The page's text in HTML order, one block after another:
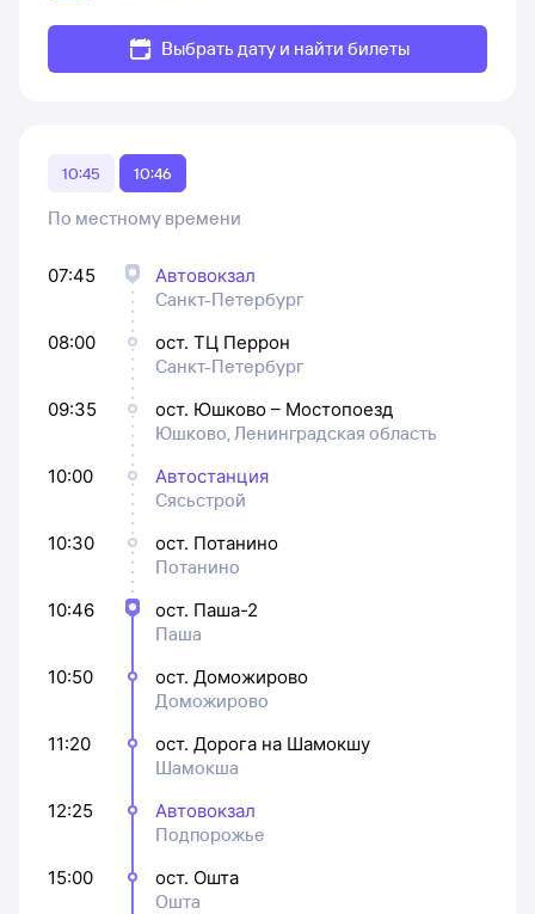
Выбрать дату и найти билеты
10:45 10:46
По местному времени
07:45
Автовокзал
Санкт-Петербург
08:00
ост. ТЦ Перрон
Санкт-Петербург
09:35
ост. Юшково – Мостопоезд
Юшково, Ленинградская область
10:00
Автостанция
Сясьстрой
10:30
ост. Потанино
Потанино
10:46
ост. Паша-2
Паша
10:50
ост. Доможирово
Доможирово
11:20
ост. Дорога на Шамокшу
Шамокша
12:25
Автовокзал
Подпорожье
15:00
ост. Ошта
Ошта